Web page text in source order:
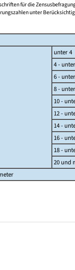
für die
unter
unter 4
4 -
6 -
8 -
10 -
12 -
14 -
16 -
18 -
20 und